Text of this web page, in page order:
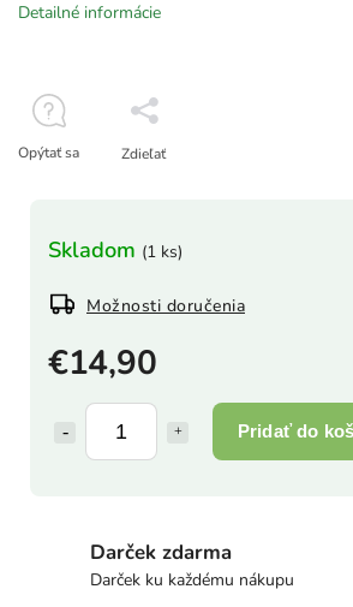
€14,90
Pridať do
Skladom (1 ks)
Možnosti doručenia
Detailné informácie
Opýtať sa Zdieľať
Darček zdarma
Darček ku každému nákupu